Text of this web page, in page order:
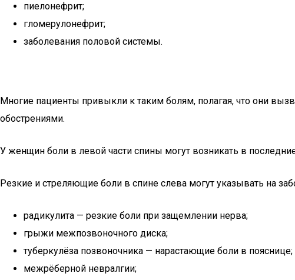
пиелонефрит;
гломерулонефрит;
заболевания половой системы.
Многие пациенты привыкли к таким болям, полагая, что они
обострениями.
У женщин боли в левой части спины могут возникать в
Резкие и стреляющие боли в спине слева могут указывать на
радикулита — резкие боли при защемлении нерва;
грыжи межпозвоночного диска;
туберкулёза позвоночника — нарастающие боли в пояснице;
межрёберной невралгии;